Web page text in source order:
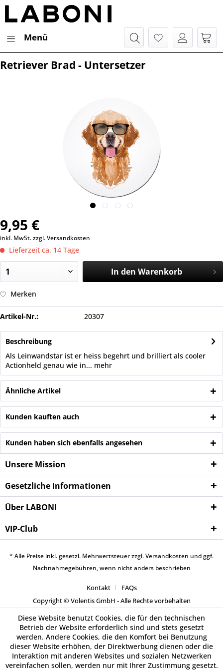
Menü
Retriever Brad - Untersetzer
9,95 €
inkl. MwSt.zzgl. Versandkosten
Lieferzeit ca. 14 Tage
In den Warenkorb
Merken
Artikel-Nr.: 20307
Beschreibung
Als Leinwandstar ist er heiss begehrt und brilliert als cooler
Actionheld genau wie in... mehr
Ähnliche Artikel
Kunden kauften auch
Kunden haben sich ebenfalls angesehen
Unsere Mission
Gesetzliche Informationen
Über LABONI
VIP-Club
* Alle Preise inkl. gesetzl. Mehrwertsteuer zzgl.Versandkosten und ggf.
Nachnahmegebühren, wenn nicht anders beschrieben
Kontakt
FAQs
Copyright © Volentis GmbH - Alle Rechte vorbehalten
Diese Website benutzt Cookies, die für den technischen
Betrieb der Website erforderlich sind und stets gesetzt
werden. Andere Cookies, die den Komfort bei Benutzung
dieser Website erhöhen, der Direktwerbung dienen oder die
Interaktion mit anderen Websites und sozialen Netzwerken
vereinfachen sollen, werden nur mit Ihrer Zustimmung gesetzt.